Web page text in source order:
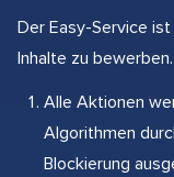
Der Easy-Service
Inhalte zu
Alle Aktionen
Algorithmen
Blockierung